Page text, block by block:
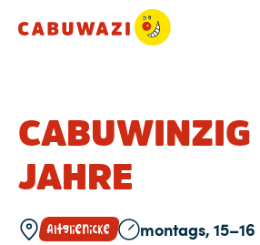
JAHRE
Altglienicke montags, 15–16